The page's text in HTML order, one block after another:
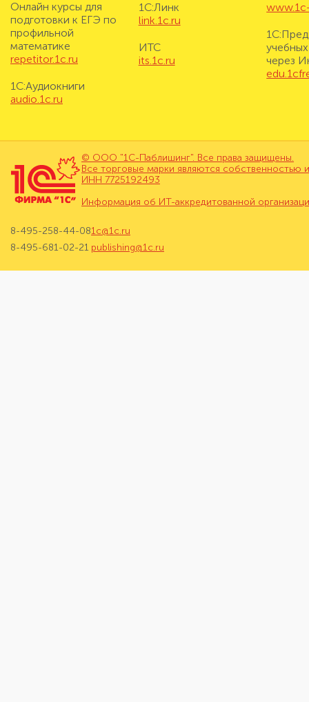
Онлайн курсы для
подготовки к ЕГЭ по
профильной
математике
repetitor.1c.ru
1С:Аудиокниги
audio.1c.ru
1С:Линк
link.1c.ru
ИТС
its.1c.ru
через
© ООО "1С-Паблишинг". Все права защищены.
Все торговые марки являются собственностью
ИНН 7725192493
Информация об ИТ-аккредитованной
8-495-258-44-08
8-495-681-02-21
1c@1c.ru
publishing@1c.ru